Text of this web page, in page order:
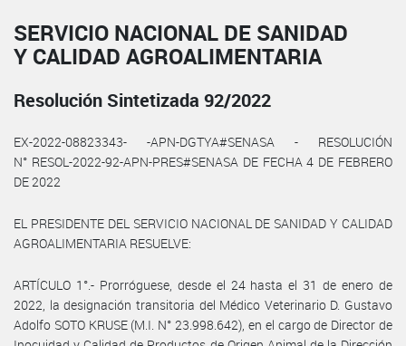
SERVICIO NACIONAL DE SANIDAD
Y CALIDAD AGROALIMENTARIA
Resolución Sintetizada 92/2022
EX-2022-08823343- -APN-DGTYA#SENASA - RESOLUCIÓN
N° RESOL-2022-92-APN-PRES#SENASA DE FECHA 4 DE FEBRERO
DE 2022
EL PRESIDENTE DEL SERVICIO NACIONAL DE SANIDAD Y CALIDAD
AGROALIMENTARIA RESUELVE:
ARTÍCULO 1°.- Prorróguese, desde el 24 hasta el 31 de enero de
2022, la designación transitoria del Médico Veterinario D. Gustavo
Adolfo SOTO KRUSE (M.I. N° 23.998.642), en el cargo de Director de